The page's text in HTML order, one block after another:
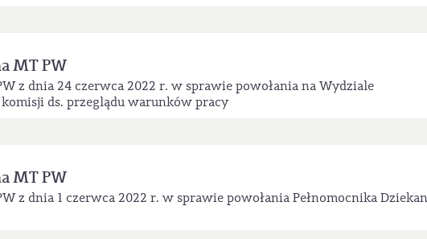
MT PW
z dnia 24 czerwca 2022 r. w sprawie powołania na Wydziale
ds. przeglądu warunków pracy
MT PW
z dnia 1 czerwca 2022 r. w sprawie powołania Pełnomocnika